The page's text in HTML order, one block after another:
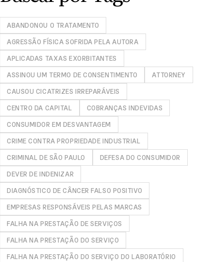
ABANDONOU O TRATAMENTO
AGRESSÃO FÍSICA SOFRIDA PELA AUTORA
APLICADAS TAXAS EXORBITANTES
ASSINOU UM TERMO DE CONSENTIMENTO
ATTORNEY
CAUSOU CICATRIZES IRREPARÁVEIS
CENTRO DA CAPITAL
COBRANÇAS INDEVIDAS
CONSUMIDOR EM DESVANTAGEM
CRIME CONTRA PROPRIEDADE INDUSTRIAL
CRIMINAL DE SÃO PAULO
DEFESA DO CONSUMIDOR
DEVER DE INDENIZAR
DIAGNÓSTICO DE CÂNCER FALSO POSITIVO
EMPRESAS RESPONSÁVEIS PELAS MARCAS
FALHA NA PRESTAÇÃO DE SERVIÇOS
FALHA NA PRESTAÇÃO DO SERVIÇO
FALHA NA PRESTAÇÃO DO SERVIÇO DO LABORATÓRIO